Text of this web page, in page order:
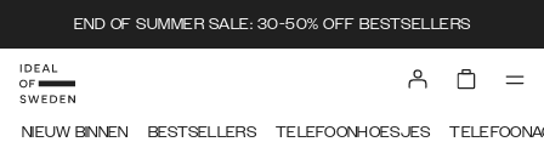
END OF SUMMER SALE: 30-50% OFF BESTSELLERS
NIEUW BINNEN BESTSELLERS TELEFOONHOESJES